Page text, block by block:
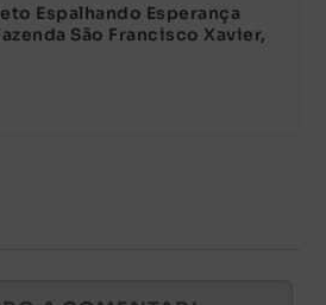
Espalhando Esperança
São Francisco Xavier,